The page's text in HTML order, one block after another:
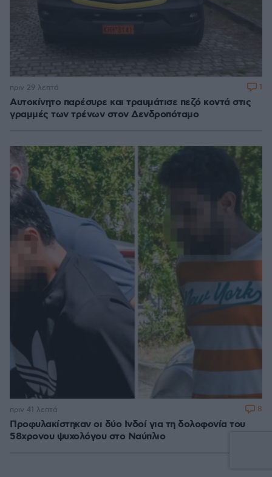
Αυτοκίνητο παρέσυρε και τραυμάτισε πεζό κοντά στις
γραμμές των τρένων στον Δενδροπόταμο
πριν 29 λεπτά 1
Προφυλακίστηκαν οι δύο Ινδοί για τη δολοφονία του
58χρονου ψυχολόγου στο Ναύπλιο
πριν 41 λεπτά 8